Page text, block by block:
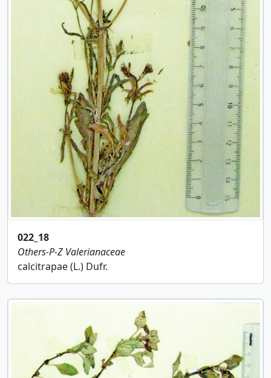
022_18
Others-P-Z Valerianaceae
calcitrapae (L.) Dufr.